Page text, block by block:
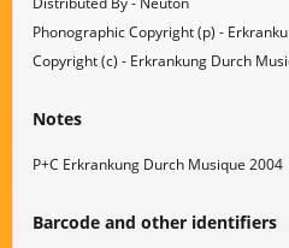
Phonographic Copyright (p) -
Copyright (c) - Erkrankung Durch
Notes
P+C Erkrankung Durch Musique 2004
Barcode and other identifiers